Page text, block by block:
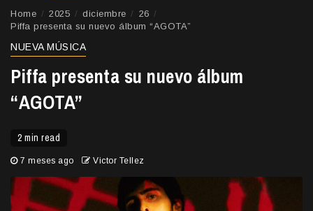
Home 2025 diciembre
26
Piffa presenta su nuevo álbum “AGOTA”
NUEVA MÚSICA
Piffa presenta su nuevo álbum
“AGOTA”
2 min read
7 meses ago Victor Tellez